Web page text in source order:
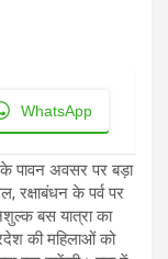
WhatsApp
के पावन अवसर पर बड़ा
रक्षाबंधन के पर्व पर
बस यात्रा का
की महिलाओं को